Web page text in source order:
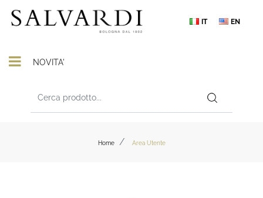
IT EN
Open menu
NOVITA'
Home Area Utente